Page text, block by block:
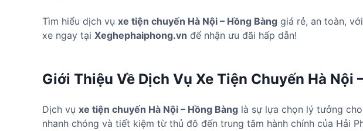
Tìm hiểu dịch vụ xe tiện chuyến Hà Nội – Hồng Bàng giá rẻ, an toàn,
xe ngay tại Xeghephaiphong.vn để nhận ưu đãi hấp dẫn!
Giới Thiệu Về Dịch Vụ Xe Tiện Chuyến Hà Nội
Dịch vụ xe tiện chuyến Hà Nội – Hồng Bàng là sự lựa chọn lý tưởng
nhanh chóng và tiết kiệm từ thủ đô đến trung tâm hành chính của Hải